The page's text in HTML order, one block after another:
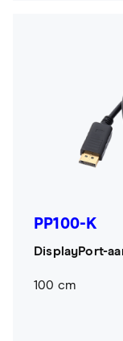
PP100-K
DisplayPort-
100 cm